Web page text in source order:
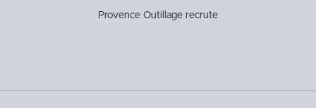
Provence Outillage recrute